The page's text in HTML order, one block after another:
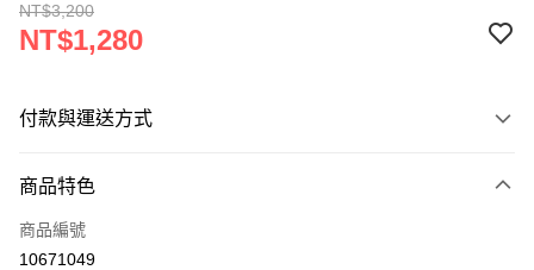
NT$3,200
NT$1,280
付款與運送方式
信用卡一次付款
LINE Pay
商品特色
商品編號
10671049